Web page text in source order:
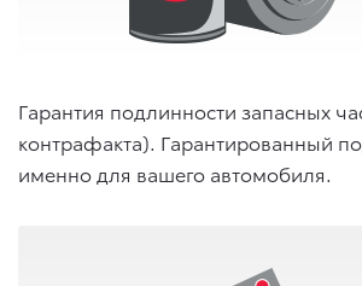
Гарантия подлинности запасных
контрафакта). Гарантированный
именно для вашего автомобиля.